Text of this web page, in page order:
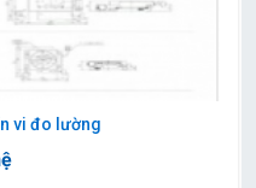
vi đo lường